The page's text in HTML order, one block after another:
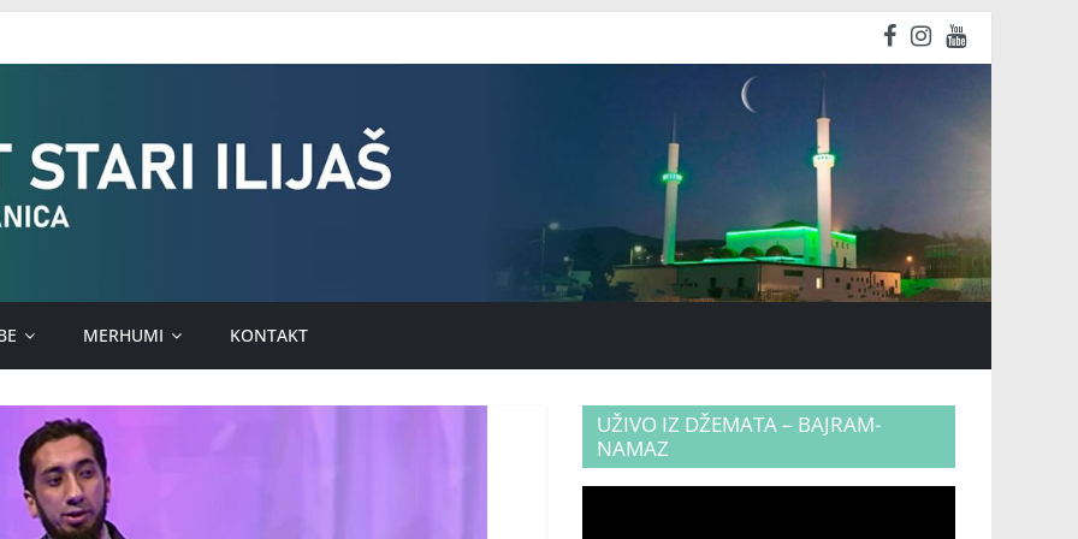
MERHUMI KONTAKT
UŽIVO IZ DŽEMATA – BAJRAM-
NAMAZ